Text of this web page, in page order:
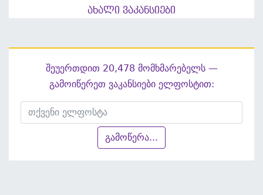
ახალი ვაკანსიები
შეუერთდით 20,478 მომხმარებელს —
გამოიწერეთ ვაკანსიები ელფოსტით:
გამოწერა...